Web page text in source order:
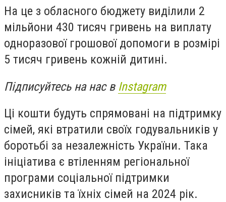
На це з обласного бюджету виділили 2
мільйони 430 тисяч гривень на виплату
одноразової грошової допомоги в розмірі
5 тисяч гривень кожній дитині.
Підписуйтесь на нас в Instagram
Ці кошти будуть спрямовані на підтримку
сімей, які втратили своїх годувальників у
боротьбі за незалежність України. Така
ініціатива є втіленням регіональної
програми соціальної підтримки
захисників та їхніх сімей на 2024 рік.